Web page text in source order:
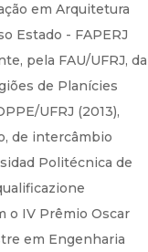
em Arquitetura
Estado - FAPERJ
pela FAU/UFRJ, da
de Planícies
UFRJ (2013),
de intercâmbio
Politécnica de
o IV Prêmio Oscar
em Engenharia